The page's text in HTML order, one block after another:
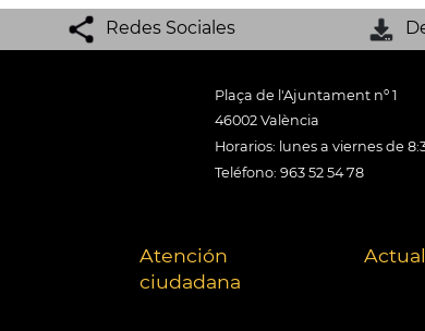
Redes Sociales
Plaça de l'Ajuntament nº 1
46002 València
Horarios: lunes a viernes de
Teléfono: 963 52 54 78
Atención
ciudadana